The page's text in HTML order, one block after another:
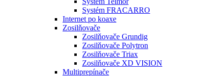
Systém FRACARRO
Internet po koaxe
Zosilňovače
Zosilňovače Grundig
Zosilňovače Polytron
Zosilňovače Triax
Zosilňovače XD VISION
Multiprepínače